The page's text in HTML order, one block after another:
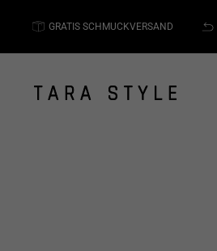
GRATIS SCHMUCKVERSAND